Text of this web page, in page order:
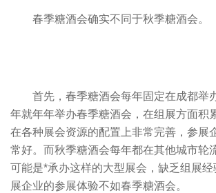
春季糖酒会确实不同于秋季糖酒会。
首先，春季糖酒会每年固定在成都举
年就年年举办春季糖酒会，在组展方面积
在各种展会资源的配置上非常完善，参展
常好。而秋季糖酒会每年都在其他城市轮
可能是*承办这样的大型展会，缺乏组展
展企业的参展体验不如春季糖酒会。